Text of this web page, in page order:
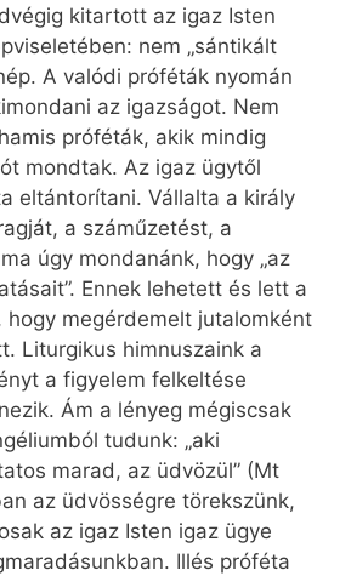
kitartott az igaz Isten
nem „sántikált
A valódi próféták nyomán
az igazságot. Nem
próféták, akik mindig
mondtak. Az igaz ügytől
eltántorítani. Vállalta a király
a száműzetést, a
úgy mondanánk, hogy „az
Ennek lehetett és lett a
hogy megérdemelt jutalomként
Liturgikus himnuszaink a
a figyelem felkeltése
Ám a lényeg mégiscsak
tudunk: „aki
marad, az üdvözül” (Mt
az üdvösségre törekszünk,
az igaz Isten igaz ügye
Illés próféta